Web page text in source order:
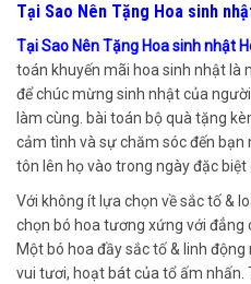
Tại Sao Nên Tặng Hoa sinh
Tại Sao Nên Tặng Hoa sinh nhật
toán khuyến mãi hoa sinh nhật là
để chúc mừng sinh nhật của
làm cùng. bài toán bộ quà tặng
cảm tình và sự chăm sóc đến bạn
tôn lên họ vào trong ngày đặc biệt
Với không ít lựa chọn về sắc tố &
chọn bó hoa tương xứng với đẳng
Một bó hoa đầy sắc tố & linh
vui tươi, hoạt bát của tổ ấm nhấn.